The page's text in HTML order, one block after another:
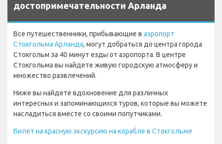
достопримечательности Арланда
Все путешественники, прибывающие в аэропорт
Стокгольма Арланда, могут добраться до центра города
Стокгольм за 40 минут езды от аэропорта. В центре
Стокгольма вы найдете живую городскую атмосферу и
множество развлечений.
Ниже вы найдете вдохновение для различных
интересных и запоминающихся туров, которые вы можете
насладиться вместе со своими попутчиками.
Билет на красную экскурсию на корабле в Стокгольме